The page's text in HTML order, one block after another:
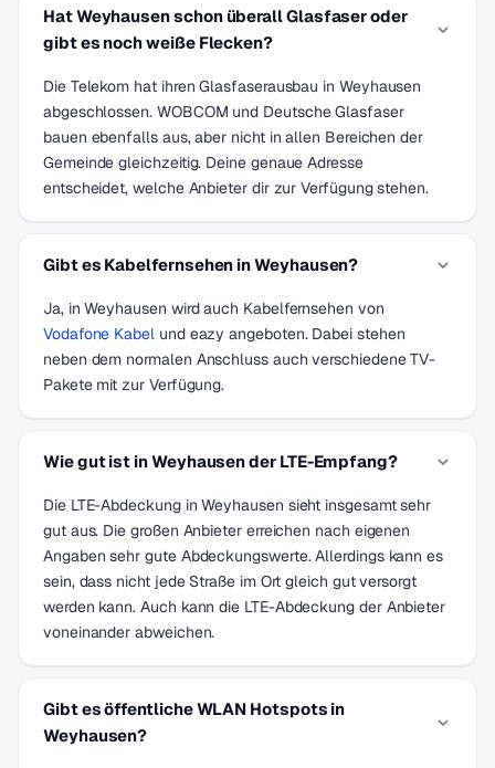
Hat Weyhausen schon überall Glasfaser oder
gibt es noch weiße Flecken?
Die Telekom hat ihren Glasfaserausbau in Weyhausen
abgeschlossen. WOBCOM und Deutsche Glasfaser
bauen ebenfalls aus, aber nicht in allen Bereichen der
Gemeinde gleichzeitig. Deine genaue Adresse
entscheidet, welche Anbieter dir zur Verfügung stehen.
Gibt es Kabelfernsehen in Weyhausen?
Ja, in Weyhausen wird auch Kabelfernsehen von
Vodafone Kabelund eazy angeboten. Dabei stehen
neben dem normalen Anschluss auch verschiedene TV-
Pakete mit zur Verfügung.
Wie gut ist in Weyhausen der LTE-Empfang?
Die LTE-Abdeckung in Weyhausen sieht insgesamt sehr
gut aus. Die großen Anbieter erreichen nach eigenen
Angaben sehr gute Abdeckungswerte. Allerdings kann es
sein, dass nicht jede Straße im Ort gleich gut versorgt
werden kann. Auch kann die LTE-Abdeckung der Anbieter
voneinander abweichen.
Gibt es öffentliche WLAN Hotspots in
Weyhausen?